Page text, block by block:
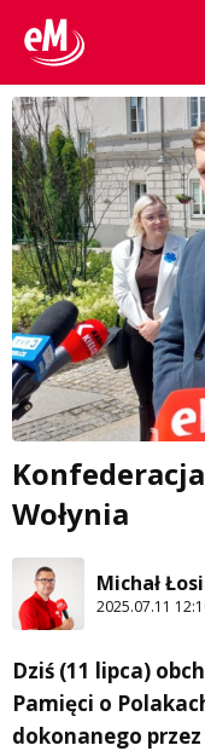
Wołynia
Michał
2025.07.11
Dziś (11 lipca)
Pamięci o
dokonanego